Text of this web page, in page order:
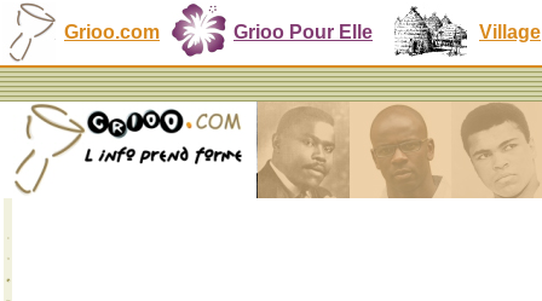
Grioo.com Grioo Pour Elle Village